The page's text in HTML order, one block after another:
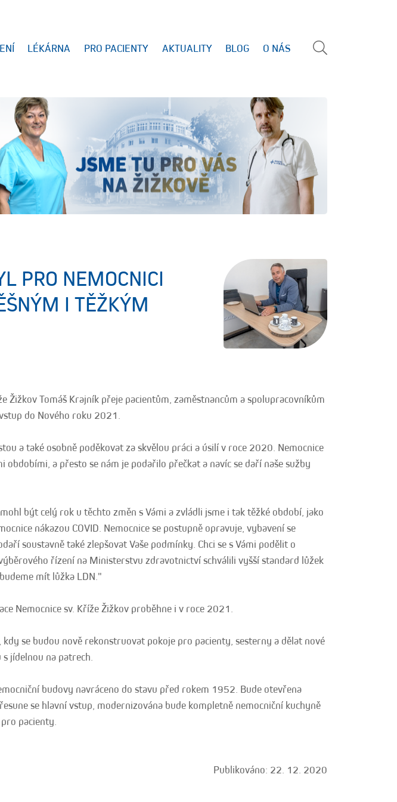
LÉKÁRNA PRO PACIENTY AKTUALITY BLOG O NÁS
PRO NEMOCNICI
I TĚŽKÝM
Žižkov Tomáš Krajník přeje pacientům, zaměstnancům a spolupracovníkům
do Nového roku 2021.
a také osobně poděkovat za skvělou práci a úsilí v roce 2020. Nemocnice
obdobími, a přesto se nám je podařilo přečkat a navíc se daří naše sužby
být celý rok u těchto změn s Vámi a zvládli jsme i tak těžké období, jako
nákazou COVID. Nemocnice se postupně opravuje, vybavení se
soustavně také zlepšovat Vaše podmínky. Chci se s Vámi podělit o
řízení na Ministerstvu zdravotnictví schválili vyšší standard lůžek
mít lůžka LDN."
Nemocnice sv. Kříže Žižkov proběhne i v roce 2021.
kdy se budou nově rekonstruovat pokoje pro pacienty, sesterny a dělat nové
jídelnou na patrech.
budovy navráceno do stavu před rokem 1952. Bude otevřena
se hlavní vstup, modernizována bude kompletně nemocniční kuchyně
pacienty.
Publikováno: 22. 12. 2020